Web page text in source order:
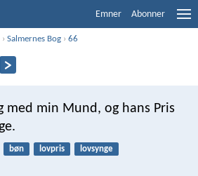
Emner Abonner
›Salmernes Bog ›66
med min Mund, og hans Pris
bøn lovpris lovsynge